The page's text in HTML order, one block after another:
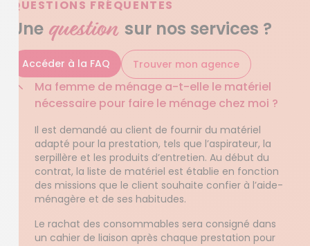
QUESTIONS FRÉQUENTES
Une question sur nos services ?
Accéder à la FAQ Trouver mon agence
Ma femme de ménage a-t-elle le matériel
nécessaire pour faire le ménage chez moi ?
Il est demandé au client de fournir du matériel
adapté pour la prestation, tels que l’aspirateur, la
serpillère et les produits d’entretien. Au début du
contrat, la liste de matériel est établie en fonction
des missions que le client souhaite confier à l’aide-
ménagère et de ses habitudes.
Le rachat des consommables sera consigné dans
un cahier de liaison après chaque prestation pour